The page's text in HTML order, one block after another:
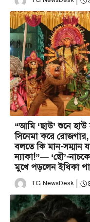
“আমি ‘ছাউ’ শুনে
সিনেমা করে
বলতে কি মান-সম্মান
ন্যাকা!”— ‘ছৌ’-নাচকে
মুখে পড়লেন ইধিকা
TG NewsDesk